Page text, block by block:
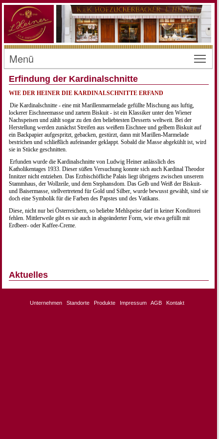
Menü
Erfindung der Kardinalschnitte
WIE DER HEINER DIE KARDINALSCHNITTE ERFAND
Die Kardinalschnitte - eine mit Marillenmarmelade gefüllte Mischung aus luftig,
lockerer Eischneemasse und zartem Biskuit - ist ein Klassiker unter den Wiener
Nachspeisen und zählt sogar zu den den beliebtesten Desserts weltweit. Bei der
Herstellung werden zunächst Streifen aus weißem Eischnee und gelbem Biskuit auf
ein Backpapier aufgespritzt, gebacken, gestürzt, dann mit Marillen-Marmelade
bestrichen und schließlich aufeinander geklappt. Sobald die Masse abgekühlt ist, wird
sie in Stücke geschnitten.
Erfunden wurde die Kardinalschnitte von Ludwig Heiner anlässlich des
Katholikentages 1933. Dieser süßen Versuchung konnte sich auch Kardinal Theodor
Innitzer nicht entziehen. Das Erzbischöfliche Palais liegt übrigens zwischen unserem
Stammhaus, der Wollzeile, und dem Stephansdom. Das Gelb und Weiß der Biskuit-
und Baisermasse, stellvertretend für Gold und Silber, wurde bewusst gewählt, sind sie
doch eine Symbolik für die Farben des Papstes und des Vatikans.
Diese, nicht nur bei Österreichern, so beliebte Mehlspeise darf in keiner Konditorei
fehlen. Mittlerweile gibt es sie auch in abgeänderter Form, wie etwa gefüllt mit
Erdbeer- oder Kaffee-Creme.
Aktuelles
Unternehmen Standorte Produkte Impressum AGB Kontakt